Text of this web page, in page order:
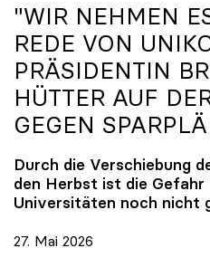
"WIR NEHMEN
REDE VON
PRÄSIDENTIN
HÜTTER AUF DER
EGEN
Durch die Verschiebung
den Herbst ist die Gefahr
Universitäten noch nicht
27. Mai 2026